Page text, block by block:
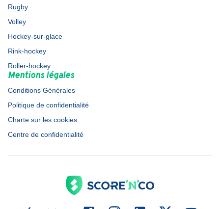
Rugby
Volley
Hockey-sur-glace
Rink-hockey
Roller-hockey
Mentions légales
Conditions Générales
Politique de confidentialité
Charte sur les cookies
Centre de confidentialité